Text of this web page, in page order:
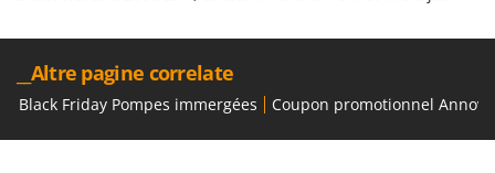
Wiper EcoRobot
Wolf Garten
__Altre pagine correlate
Black Friday Pompes immergées Coupon promotionnel Annovi